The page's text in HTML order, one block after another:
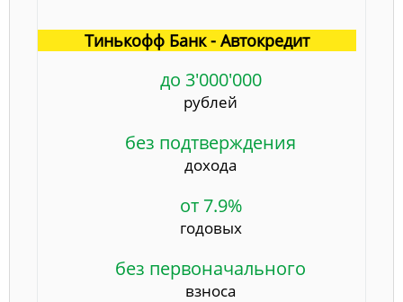
Тинькофф Банк - Автокредит
до 3'000'000
рублей
без подтверждения
дохода
от 7.9%
годовых
без первоначального
взноса